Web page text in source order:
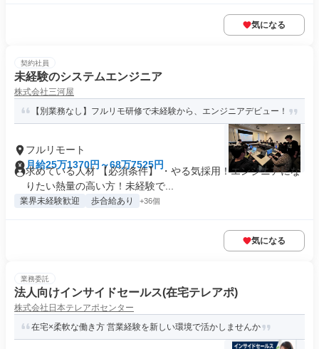
気になる
契約社員
未経験のシステムエンジニア
株式会社三河屋
【別業務なし】フルリモ研修で未経験から、エンジニアデビュー！
フルリモート
月給25万1370円～68万7525円
求めている人材 【必須条件】 ・やる気採用！エンジニアにな
りたい熱量の高い方！未経験で...
業界未経験歓迎 歩合給あり +36個
気になる
業務委託
法人向けインサイドセールス(在宅テレアポ)
株式会社日本テレアポセンター
在宅×柔軟な働き方 営業経験を新しい環境で活かしませんか